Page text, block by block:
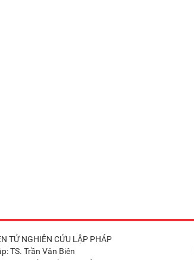
TỬ NGHIÊN CỨU LẬP PHÁP
TS. Trần Văn Biên